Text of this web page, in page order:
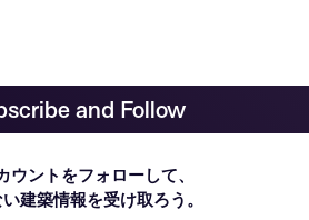
and Follow
ウントをフォローして、
建築情報を受け取ろう。